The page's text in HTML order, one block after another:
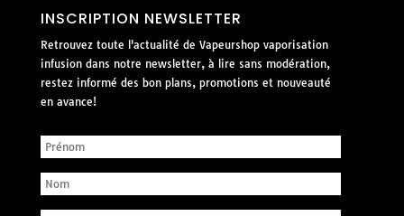
INSCRIPTION NEWSLETTER
Retrouvez toute l'actualité de Vapeurshop vaporisation
infusion dans notre newsletter, à lire sans modération,
restez informé des bon plans, promotions et nouveauté
en avance!